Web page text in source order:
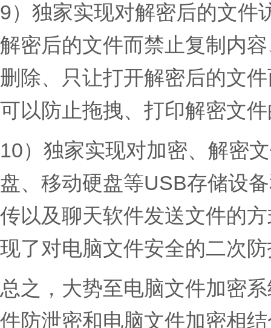
9）独家实现对解密后的文件
解密后的文件而禁止复制内
删除、只让打开解密后的文
可以防止拖拽、打印解密文
10）独家实现对加密、解密
盘、移动硬盘等USB存储设
传以及聊天软件发送文件的
现了对电脑文件安全的二次
总之，大势至电脑文件加密
件防泄密和电脑文件加密相